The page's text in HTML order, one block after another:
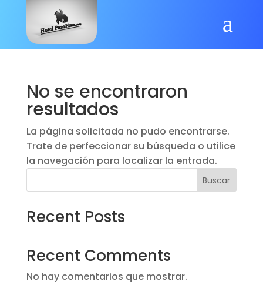
No se encontraron
resultados
La página solicitada no pudo encontrarse.
Trate de perfeccionar su búsqueda o utilice
la navegación para localizar la entrada.
Buscar
Recent Posts
Recent Comments
No hay comentarios que mostrar.